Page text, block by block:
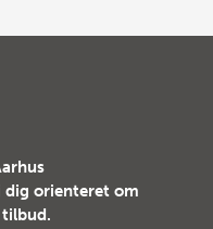
dig orienteret om